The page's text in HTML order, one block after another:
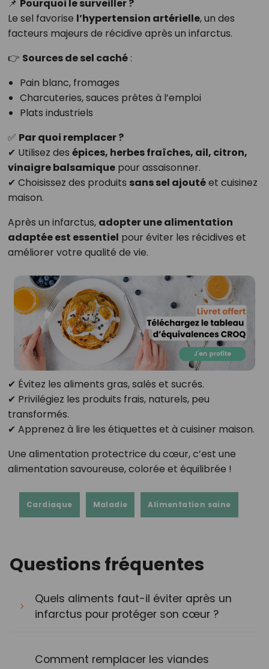
📌 Pourquoi le surveiller ?
Le sel favorise l’hypertension artérielle, un des
facteurs majeurs de récidive après un infarctus.
👉 Sources de sel caché:
Pain blanc, fromages
Charcuteries, sauces prêtes à l’emploi
Plats industriels
✅ Par quoi remplacer ?
✔ Utilisez des épices, herbes fraîches, ail, citron,
vinaigre balsamiquepour assaisonner.
✔ Choisissez des produits sans sel ajoutéet cuisinez
maison.
Après un infarctus, adopter une alimentation
adaptée est essentiel pour éviter les récidives et
améliorer votre qualité de vie.
✔ Évitez les aliments gras, salés et sucrés.
✔ Privilégiez les produits frais, naturels, peu
transformés.
✔ Apprenez à lire les étiquettes et à cuisiner maison.
Une alimentation protectrice du cœur, c’est une
alimentation savoureuse, colorée et équilibrée !
Cardiaque Maladie Alimentation saine
Questions fréquentes
Quels aliments faut-il éviter après un
infarctus pour protéger son cœur ?
Comment remplacer les viandes